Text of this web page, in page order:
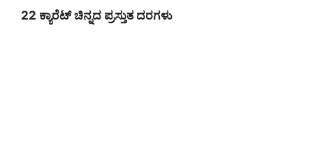
22 ಕ್ಯಾರೆಟ್ ಚಿನ್ನದ ಪ್ರಸ್ತುತ ದರಗಳು